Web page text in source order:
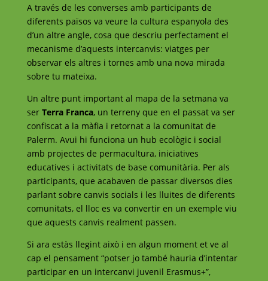
A través de les converses amb participants de
diferents països va veure la cultura espanyola des
d’un altre angle, cosa que descriu perfectament el
mecanisme d’aquests intercanvis: viatges per
observar els altres i tornes amb una nova mirada
sobre tu mateixa.
Un altre punt important al mapa de la setmana va
ser Terra Franca, un terreny que en el passat va ser
confiscat a la màfia i retornat a la comunitat de
Palerm. Avui hi funciona un hub ecològic i social
amb projectes de permacultura, iniciatives
educatives i activitats de base comunitària. Per als
participants, que acabaven de passar diversos dies
parlant sobre canvis socials i les lluites de diferents
comunitats, el lloc es va convertir en un exemple viu
que aquests canvis realment passen.
Si ara estàs llegint això i en algun moment et ve al
cap el pensament “potser jo també hauria d’intentar
participar en un intercanvi juvenil Erasmus+”,